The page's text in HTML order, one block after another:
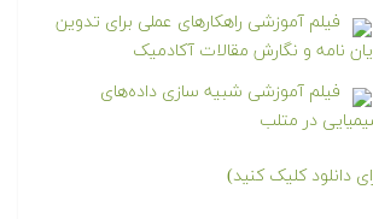
فیلم آموزشی راهکارهای عملی برای تدوین
نامه و نگارش مقالات آکادمیک
فیلم آموزشی شبیه سازی داده‌های
در متلب
دانلود کلیک کنید)